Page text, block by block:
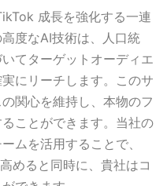
成長を強化する一連
度なAI技術は、人口統
てターゲットオーディエ
にリーチします。このサ
関心を維持し、本物のフ
ことができます。当社の
ムを活用することで、
めると同時に、貴社はコ